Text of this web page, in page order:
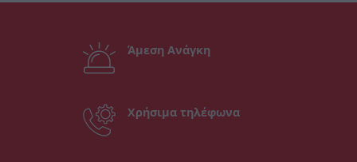
Άμεση Ανάγκη
Χρήσιμα τηλέφωνα